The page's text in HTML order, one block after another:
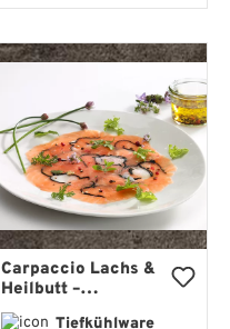
Carpaccio Lachs &
Heilbutt –
hauchdünn
Tiefkühlware